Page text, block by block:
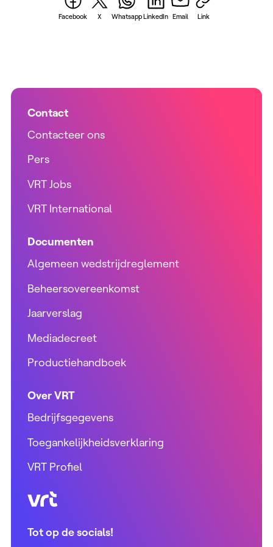
Facebook X WhatsappLinkedIn Email Link
Contact
Contacteer ons
Pers
VRT Jobs
VRT International
Documenten
Algemeen wedstrijdreglement
Beheersovereenkomst
Jaarverslag
Mediadecreet
Productiehandboek
Over VRT
Bedrijfsgegevens
Toegankelijkheidsverklaring
VRT Profiel
VRT (home)
Tot op de socials!